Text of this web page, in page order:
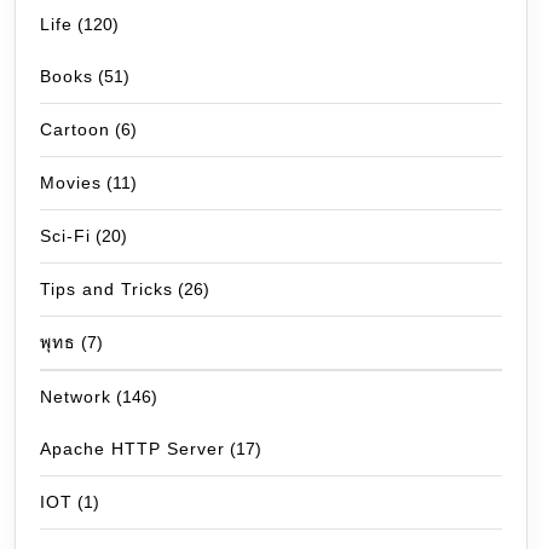
Life (120)
Books (51)
Cartoon (6)
Movies (11)
Sci-Fi (20)
Tips and Tricks (26)
พุทธ (7)
Network (146)
Apache HTTP Server (17)
IOT (1)